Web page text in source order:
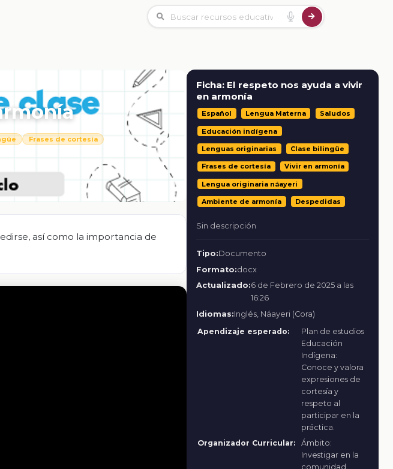
Frases de cortesía
así como la importancia de
Ficha: El respeto nos ayuda a vivir
en armonía
Español Lengua Materna Saludos
Educación indígena
Lenguas originarias Clase bilingüe
Frases de cortesía Vivir en armonía
Lengua originaria náayeri
Ambiente de armonía Despedidas
Sin descripción
Tipo:Documento
Formato:docx
Actualizado:6 de Febrero de 2025 a las
16:26
Idiomas:Inglés, Náayeri (Cora)
Apendizaje esperado:
Plan de estudios
Educación
Indígena:
Conoce y valora
expresiones de
cortesía y
respeto al
participar en la
práctica.
Organizador Curricular:
Ámbito:
Investigar en la
comunidad.